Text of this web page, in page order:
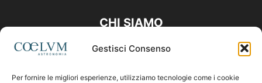
Gestisci Consenso
Per fornire le migliori esperienze, utilizziamo tecnologie come i cookie
CHI SIAMO
Contattaci: